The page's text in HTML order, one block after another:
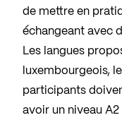
de mettre en
échangeant avec
Les langues
luxembourgeois,
participants
avoir un niveau A2